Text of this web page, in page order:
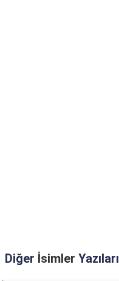
Diğer İsimler Yazıları